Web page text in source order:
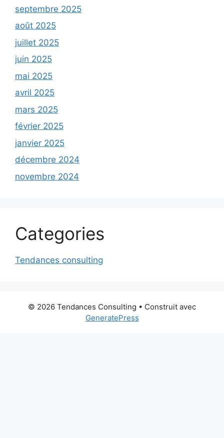
septembre 2025
août 2025
juillet 2025
juin 2025
mai 2025
avril 2025
mars 2025
février 2025
janvier 2025
décembre 2024
novembre 2024
Categories
Tendances consulting
© 2026 Tendances Consulting • Construit avec
GeneratePress